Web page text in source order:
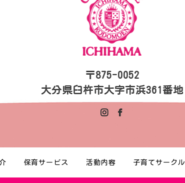
〒875-0052
大分県臼杵市大字市浜361番地
保育サービス 活動内容 子育てサークル